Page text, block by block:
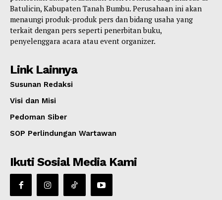
Batulicin, Kabupaten Tanah Bumbu. Perusahaan ini akan
menaungi produk-produk pers dan bidang usaha yang
terkait dengan pers seperti penerbitan buku,
penyelenggara acara atau event organizer.
Link Lainnya
Susunan Redaksi
Visi dan Misi
Pedoman Siber
SOP Perlindungan Wartawan
Ikuti Sosial Media Kami